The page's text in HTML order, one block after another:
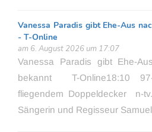
Vanessa Paradis gibt Ehe-Aus
- T-Online
am 6. August 2026 um 17:07
Vanessa Paradis gibt Ehe-
bekannt T-Online18:10
fliegendem Doppeldecker n-
Sängerin und Regisseur